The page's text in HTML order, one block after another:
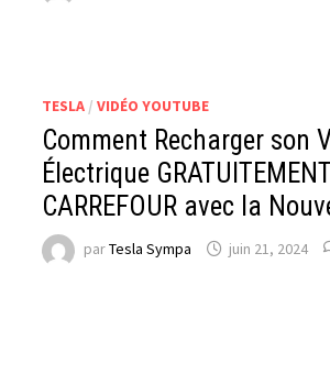
TESLA /VIDÉO YOUTUBE
Comment Recharger son
Électrique
CARREFOUR avec la
parTesla Sympa juin 21, 2024